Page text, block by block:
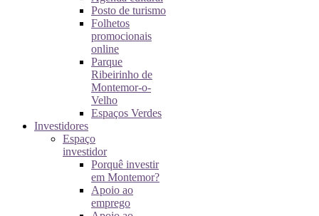
Posto de turismo
Folhetos
promocionais
online
Parque
Ribeirinho de
Montemor-o-
Velho
Espaços Verdes
Investidores
Espaço
investidor
Porquê investir
em Montemor?
Apoio ao
emprego